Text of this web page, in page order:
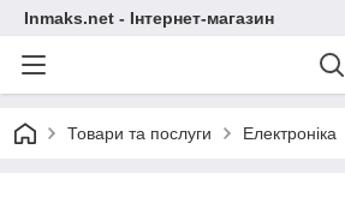
Inmaks.net - Інтернет-магазин
Товари та послуги Електроніка